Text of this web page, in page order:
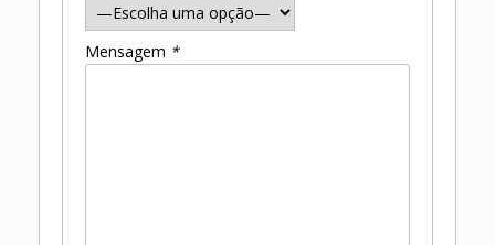
Mensagem *